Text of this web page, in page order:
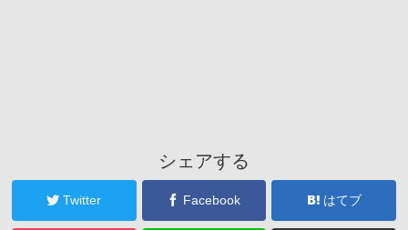
シェアする
Twitter Facebook はてブ